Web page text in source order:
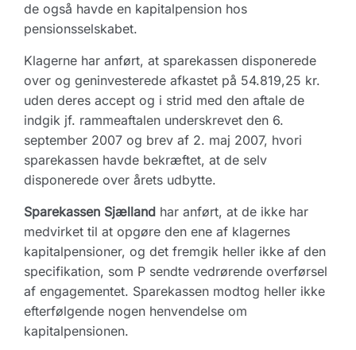
de også havde en kapitalpension hos
pensionsselskabet.
Klagerne har anført, at sparekassen disponerede
over og geninvesterede afkastet på 54.819,25 kr.
uden deres accept og i strid med den aftale de
indgik jf. rammeaftalen underskrevet den 6.
september 2007 og brev af 2. maj 2007, hvori
sparekassen havde bekræftet, at de selv
disponerede over årets udbytte.
Sparekassen Sjælland har anført, at de ikke har
medvirket til at opgøre den ene af klagernes
kapitalpensioner, og det fremgik heller ikke af den
specifikation, som P sendte vedrørende overførsel
af engagementet. Sparekassen modtog heller ikke
efterfølgende nogen henvendelse om
kapitalpensionen.